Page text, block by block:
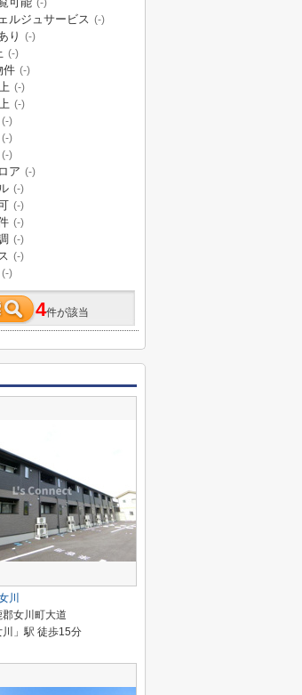
(-)
ルジュサービス (-)
り (-)
(-)
件 (-)
(-)
(-)
(-)
(-)
(-)
ア (-)
(-)
(-)
(-)
(-)
(-)
(-)
4件が該当
川
女川町大道
」駅 徒歩15分